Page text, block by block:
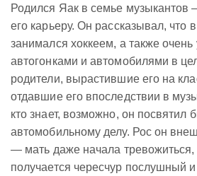
Родился Яак в семье музыкантов
его карьеру. Он рассказывал, что
занимался хоккеем, а также очень
автогонками и автомобилями в
родители, вырастившие его на
отдавшие его впоследствии в
кто знает, возможно, он посвятил
автомобильному делу. Рос он
— мать даже начала тревожиться,
получается чересчур послушный